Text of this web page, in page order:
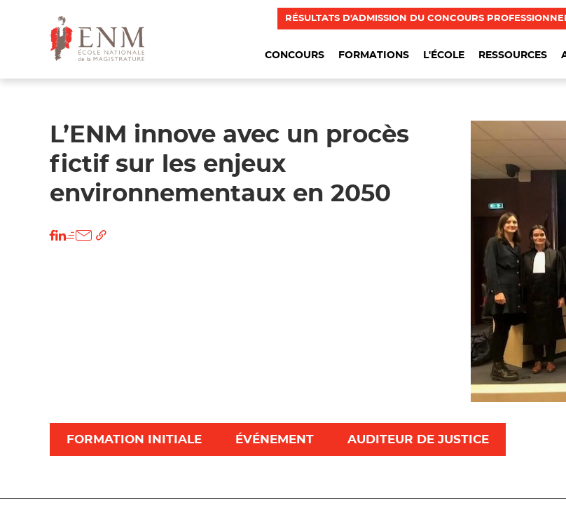
RÉSULTATS D'ADMISSION DU CONCOURS
CONCOURS FORMATIONS L'ÉCOLE RESSOURCES
L’ENM innove avec un procès
fictif sur les enjeux
environnementaux en 2050
FORMATION INITIALE ÉVÉNEMENT AUDITEUR DE JUSTICE